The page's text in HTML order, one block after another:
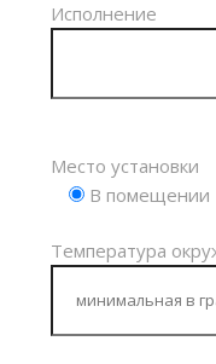
Исполнение
Место установки
В помещении
Температура